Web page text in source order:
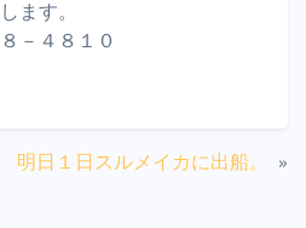
ます。
－４８１０
明日１日スルメイカに出船。 »